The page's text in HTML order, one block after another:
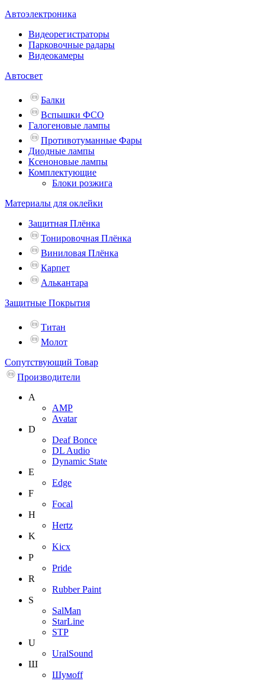
Автоэлектроника
Видеорегистраторы
Парковочные радары
Видеокамеры
Автосвет
Балки
Вспышки ФСО
Галогеновые лампы
Противотуманные Фары
Диодные лампы
Ксеноновые лампы
Комплектующие
Блоки розжига
Материалы для оклейки
Защитная Плёнка
Тонировочная Плёнка
Виниловая Плёнка
Карпет
Алькантара
Защитные Покрытия
Титан
Молот
Сопутствующий Товар
Производители
A
AMP
Avatar
D
Deaf Bonce
DL Audio
Dynamic State
E
Edge
F
Focal
H
Hertz
K
Kicx
P
Pride
R
Rubber Paint
S
SalMan
StarLine
STP
U
UralSound
Ш
Шумoff